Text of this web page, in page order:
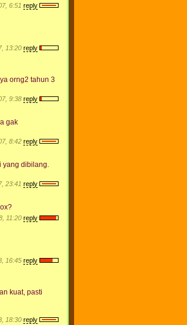
6:51 reply
13:20 reply
orng2 tahun 3
9:38 reply
gak
8:42 reply
yang dibilang.
23:41 reply
11:20 reply
16:45 reply
kuat, pasti
18:30 reply